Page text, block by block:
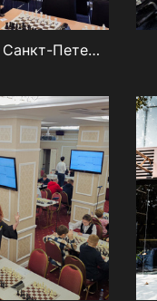
Питер | гост. Санкт-Петербург